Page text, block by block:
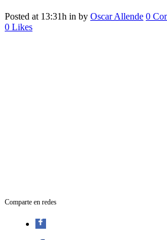
Posted at 13:31h in by Oscar Allende 0
0 Likes
Comparte en redes